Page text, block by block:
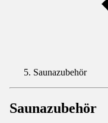
Saunazubehör
Saunazubehör